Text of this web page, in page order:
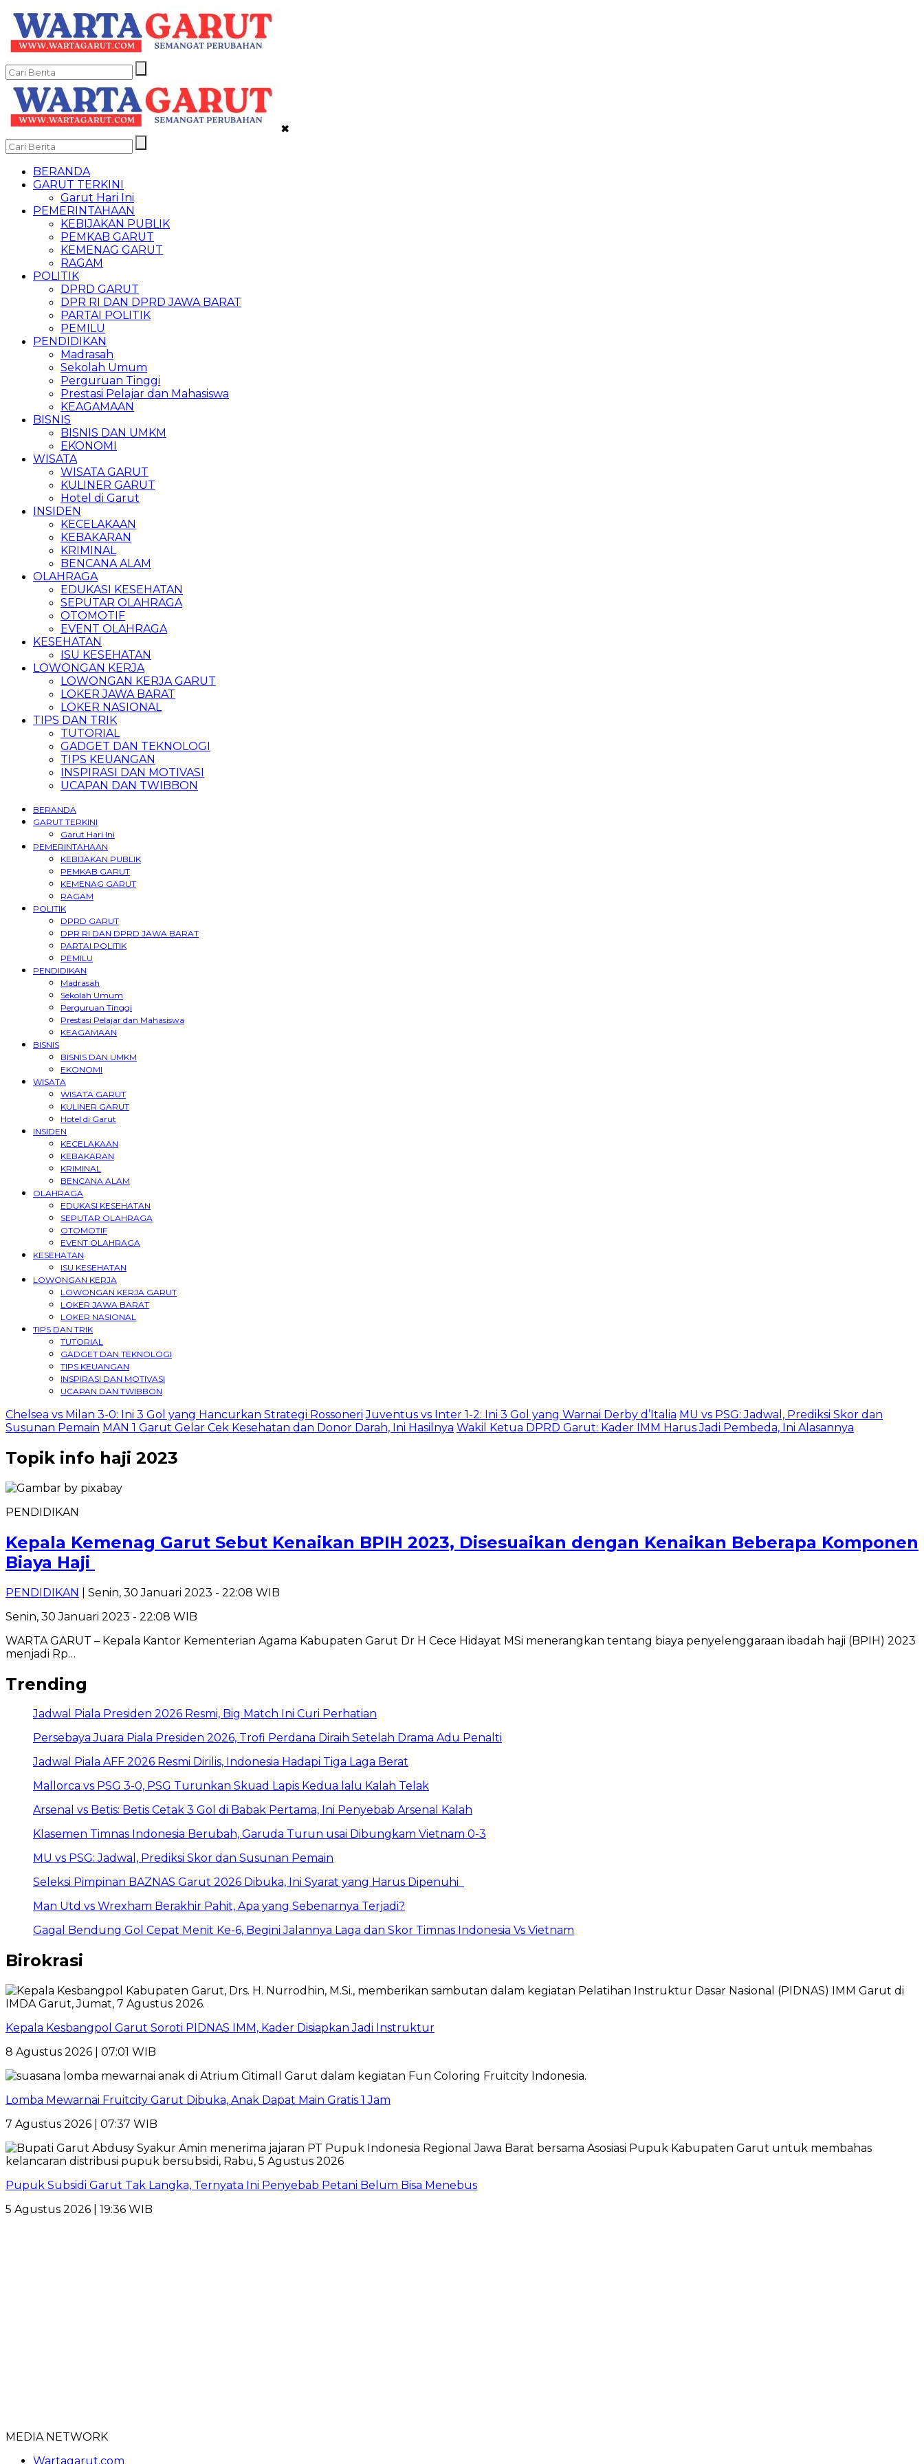
✖
BERANDA
GARUT TERKINI
Garut Hari Ini
PEMERINTAHAAN
KEBIJAKAN PUBLIK
PEMKAB GARUT
KEMENAG GARUT
RAGAM
POLITIK
DPRD GARUT
DPR RI DAN DPRD JAWA BARAT
PARTAI POLITIK
PEMILU
PENDIDIKAN
Madrasah
Sekolah Umum
Perguruan Tinggi
Prestasi Pelajar dan Mahasiswa
KEAGAMAAN
BISNIS
BISNIS DAN UMKM
EKONOMI
WISATA
WISATA GARUT
KULINER GARUT
Hotel di Garut
INSIDEN
KECELAKAAN
KEBAKARAN
KRIMINAL
BENCANA ALAM
OLAHRAGA
EDUKASI KESEHATAN
SEPUTAR OLAHRAGA
OTOMOTIF
EVENT OLAHRAGA
KESEHATAN
ISU KESEHATAN
LOWONGAN KERJA
LOWONGAN KERJA GARUT
LOKER JAWA BARAT
LOKER NASIONAL
TIPS DAN TRIK
TUTORIAL
GADGET DAN TEKNOLOGI
TIPS KEUANGAN
INSPIRASI DAN MOTIVASI
UCAPAN DAN TWIBBON
BERANDA
GARUT TERKINI
Garut Hari Ini
PEMERINTAHAAN
KEBIJAKAN PUBLIK
PEMKAB GARUT
KEMENAG GARUT
RAGAM
POLITIK
DPRD GARUT
DPR RI DAN DPRD JAWA BARAT
PARTAI POLITIK
PEMILU
PENDIDIKAN
Madrasah
Sekolah Umum
Perguruan Tinggi
Prestasi Pelajar dan Mahasiswa
KEAGAMAAN
BISNIS
BISNIS DAN UMKM
EKONOMI
WISATA
WISATA GARUT
KULINER GARUT
Hotel di Garut
INSIDEN
KECELAKAAN
KEBAKARAN
KRIMINAL
BENCANA ALAM
OLAHRAGA
EDUKASI KESEHATAN
SEPUTAR OLAHRAGA
OTOMOTIF
EVENT OLAHRAGA
KESEHATAN
ISU KESEHATAN
LOWONGAN KERJA
LOWONGAN KERJA GARUT
LOKER JAWA BARAT
LOKER NASIONAL
TIPS DAN TRIK
TUTORIAL
GADGET DAN TEKNOLOGI
TIPS KEUANGAN
INSPIRASI DAN MOTIVASI
UCAPAN DAN TWIBBON
Chelsea vs Milan 3-0: Ini 3 Gol yang Hancurkan Strategi Rossoneri Juventus vs Inter 1-2: Ini 3 Gol yang Warnai Derby d’Italia MU vs PSG: Jadwal, Prediksi Skor dan
Susunan Pemain MAN 1 Garut Gelar Cek Kesehatan dan Donor Darah, Ini Hasilnya Wakil Ketua DPRD Garut: Kader IMM Harus Jadi Pembeda, Ini Alasannya
Topik info haji 2023
PENDIDIKAN
Kepala Kemenag Garut Sebut Kenaikan BPIH 2023, Disesuaikan dengan Kenaikan Beberapa Komponen
Biaya Haji
PENDIDIKAN
| Senin, 30 Januari 2023 - 22:08 WIB
Senin, 30 Januari 2023 - 22:08 WIB
WARTA GARUT – Kepala Kantor Kementerian Agama Kabupaten Garut Dr H Cece Hidayat MSi menerangkan tentang biaya penyelenggaraan ibadah haji (BPIH) 2023
menjadi Rp…
Trending
Jadwal Piala Presiden 2026 Resmi, Big Match Ini Curi Perhatian
Persebaya Juara Piala Presiden 2026, Trofi Perdana Diraih Setelah Drama Adu Penalti
Jadwal Piala AFF 2026 Resmi Dirilis, Indonesia Hadapi Tiga Laga Berat
Mallorca vs PSG 3-0, PSG Turunkan Skuad Lapis Kedua lalu Kalah Telak
Arsenal vs Betis: Betis Cetak 3 Gol di Babak Pertama, Ini Penyebab Arsenal Kalah
Klasemen Timnas Indonesia Berubah, Garuda Turun usai Dibungkam Vietnam 0-3
MU vs PSG: Jadwal, Prediksi Skor dan Susunan Pemain
Seleksi Pimpinan BAZNAS Garut 2026 Dibuka, Ini Syarat yang Harus Dipenuhi
Man Utd vs Wrexham Berakhir Pahit, Apa yang Sebenarnya Terjadi?
Gagal Bendung Gol Cepat Menit Ke-6, Begini Jalannya Laga dan Skor Timnas Indonesia Vs Vietnam
Birokrasi
Kepala Kesbangpol Garut Soroti PIDNAS IMM, Kader Disiapkan Jadi Instruktur
8 Agustus 2026 | 07:01 WIB
Lomba Mewarnai Fruitcity Garut Dibuka, Anak Dapat Main Gratis 1 Jam
7 Agustus 2026 | 07:37 WIB
Pupuk Subsidi Garut Tak Langka, Ternyata Ini Penyebab Petani Belum Bisa Menebus
5 Agustus 2026 | 19:36 WIB
MEDIA NETWORK
Wartagarut.com